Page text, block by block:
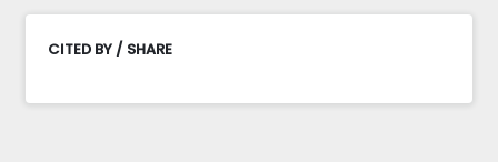
CITED BY / SHARE